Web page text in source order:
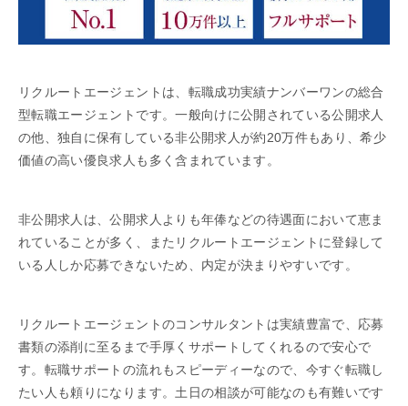
リクルートエージェントは、転職成功実績ナンバーワンの総合
型転職エージェントです。一般向けに公開されている公開求人
の他、独自に保有している非公開求人が約20万件もあり、希少
価値の高い優良求人も多く含まれています。
非公開求人は、公開求人よりも年俸などの待遇面において恵ま
れていることが多く、またリクルートエージェントに登録して
いる人しか応募できないため、内定が決まりやすいです。
リクルートエージェントのコンサルタントは実績豊富で、応募
書類の添削に至るまで手厚くサポートしてくれるので安心で
す。転職サポートの流れもスピーディーなので、今すぐ転職し
たい人も頼りになります。土日の相談が可能なのも有難いです